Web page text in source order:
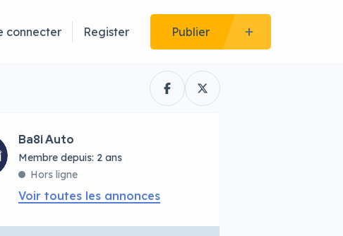
connecter Register Publier
Ba8i Auto
Membre depuis: 2 ans
Hors ligne
Voir toutes les annonces